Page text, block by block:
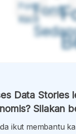
Font
Kecil
Font
Data Stories
Silakan
ikut membantu